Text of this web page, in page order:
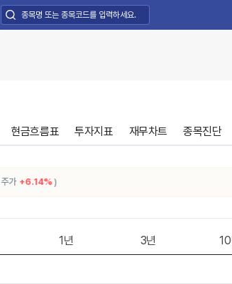
현금흐름표 투자지표 재무차트 종목진단
+6.14%)
1년 3년